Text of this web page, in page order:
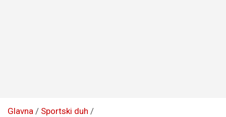
Glavna
Sportski duh